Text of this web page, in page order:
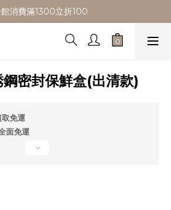
館消費滿1300立折100
館消費滿1300立折100
新會員首購/超取免運
消費滿1300立折100
密封保鮮盒(出清款)
免運
面免運